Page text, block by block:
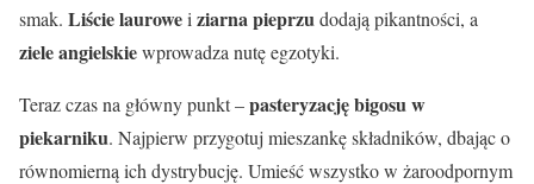
smak. Liście laurowei ziarna pieprzudodają pikantności, a
ziele angielskiewprowadza nutę egzotyki.
Teraz czas na główny punkt –pasteryzację bigosu w
piekarniku. Najpierw przygotuj mieszankę składników, dbając o
równomierną ich dystrybucję. Umieść wszystko w żaroodpornym